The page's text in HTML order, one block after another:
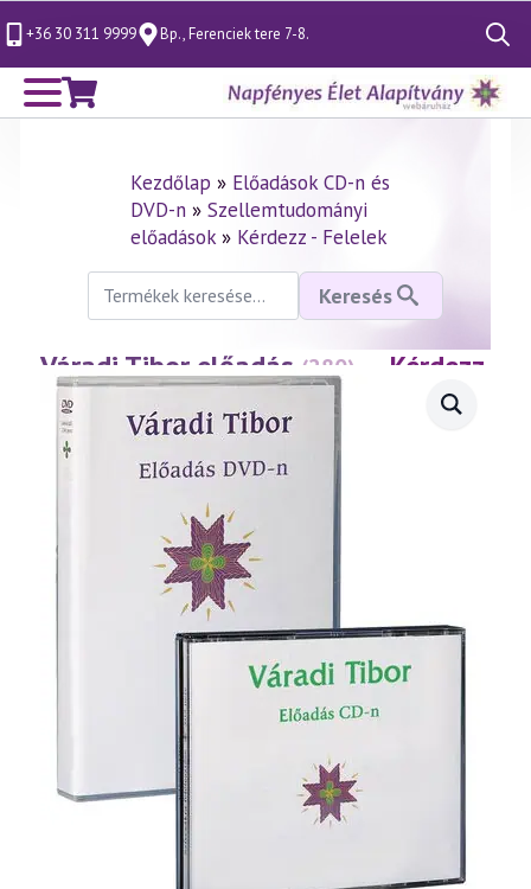
+36 30 311 9999 Bp., Ferenciek tere 7-8.
Search
for:
Kezdőlap » Előadások CD-n és
DVD-n» Szellemtudományi
előadások» Kérdezz - Felelek
Keresés
következőre:
Keresés
Váradi Tibor előadás (280)
— Kérdezz
– Felelek 1. rész
(2003.01.31.)